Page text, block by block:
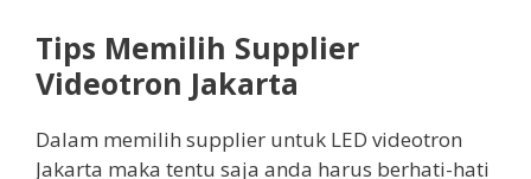
Tips Memilih Supplier
Videotron Jakarta
Dalam memilih supplier untuk LED videotron
Jakarta maka tentu saja anda harus berhati-hati